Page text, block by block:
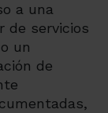
a una
de servicios
un
de